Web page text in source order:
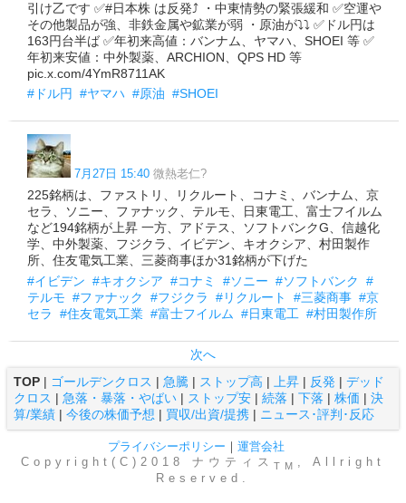
引け乙です ✅#日本株 は反発⤴ ・中東情勢の緊張緩和 ✅空運や
その他製品が強、非鉄金属や鉱業が弱 ・原油が⤵⤵ ✅ドル円は
163円台半ば ✅年初来高値：バンナム、ヤマハ、SHOEI 等 ✅
年初来安値：中外製薬、ARCHION、QPS HD 等
pic.x.com/4YmR8711AK
#ドル円
#ヤマハ #原油 #SHOEI
7月27日 15:40 微熱老仁?
225銘柄は、ファストリ、リクルート、コナミ、バンナム、京
セラ、ソニー、ファナック、テルモ、日東電工、富士フイルム
など194銘柄が上昇 一方、アドテス、ソフトバンクG、信越化
学、中外製薬、フジクラ、イビデン、キオクシア、村田製作
所、住友電気工業、三菱商事ほか31銘柄が下げた
#イビデン #キオクシア #コナミ #ソニー #ソフトバンク
#
テルモ #ファナック #フジクラ #リクルート #三菱商事 #京
セラ
#住友電気工業 #富士フイルム #日東電工 #村田製作所
次へ
TOP | ゴールデンクロス | 急騰 | ストップ高 | 上昇 | 反発 | デッド
クロス | 急落・暴落・やばい | ストップ安 | 続落 | 下落 | 株価 | 決
算/業績 | 今後の株価予想 | 買収/出資/提携 | ニュース･評判･反応
プライバシーポリシー ｜ 運営会社
Copyright(C)2018 ナウティス TM , Allright
Reserved.